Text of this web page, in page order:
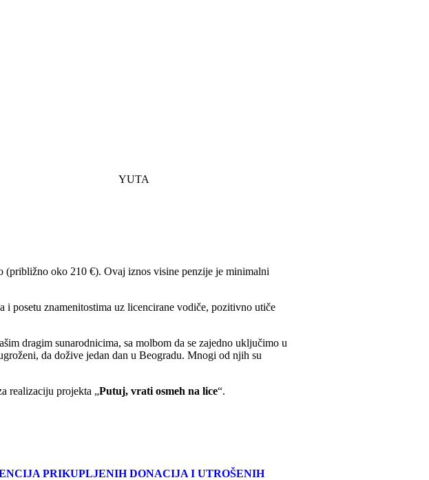
YUTA
(približno oko 210 €). Ovaj iznos visine penzije je minimalni
posetu znamenitostima uz licencirane vodiče, pozitivno utiče
dragim sunarodnicima, sa molbom da se zajedno uključimo u
da dožive jedan dan u Beogradu. Mnogi od njih su
realizaciju projekta „Putuj, vrati osmeh na lice“.
PRIKUPLJENIH DONACIJA I UTROŠENIH